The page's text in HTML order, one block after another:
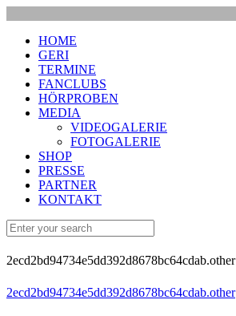
HOME
GERI
TERMINE
FANCLUBS
HÖRPROBEN
MEDIA
VIDEOGALERIE
FOTOGALERIE
SHOP
PRESSE
PARTNER
KONTAKT
2ecd2bd94734e5dd392d8678bc64cdab.other
2ecd2bd94734e5dd392d8678bc64cdab.other